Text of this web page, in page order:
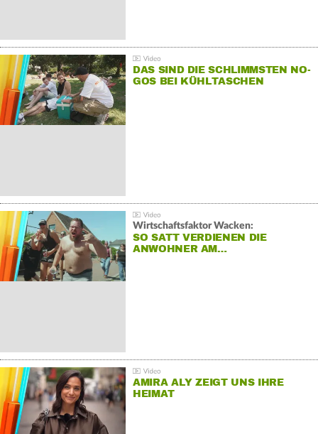
DAS SIND DIE SCHLIMMSTEN NO-
GOS BEI KÜHLTASCHEN
Wirtschaftsfaktor Wacken:
SO SATT VERDIENEN DIE
ANWOHNER AM…
AMIRA ALY ZEIGT UNS IHRE
HEIMAT